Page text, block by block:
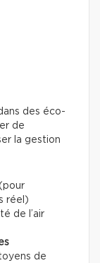
des éco-
de
la gestion
(pour
réel)
de l’air
de